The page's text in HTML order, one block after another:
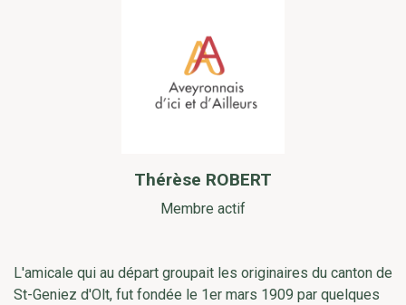
Thérèse ROBERT
Membre actif
L'amicale qui au départ groupait les originaires du canton de
St-Geniez d'Olt, fut fondée le 1er mars 1909 par quelques